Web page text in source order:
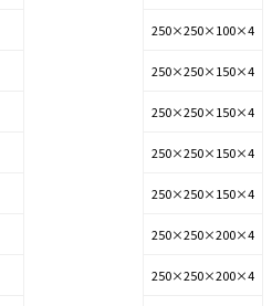
250×250×100×4
250×250×150×4
250×250×150×4
250×250×150×4
250×250×150×4
250×250×200×4
250×250×200×4